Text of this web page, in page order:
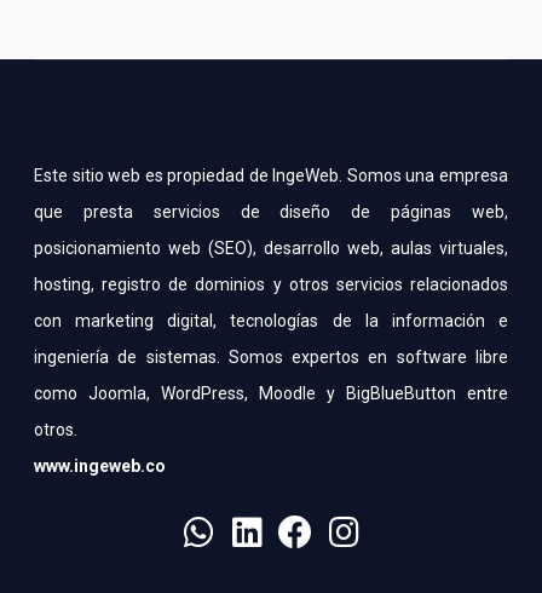
Este sitio web es propiedad de IngeWeb. Somos una empresa
que presta servicios de diseño de páginas web,
posicionamiento web (SEO), desarrollo web, aulas virtuales,
hosting, registro de dominios y otros servicios relacionados
con marketing digital, tecnologías de la información e
ingeniería de sistemas. Somos expertos en software libre
como Joomla, WordPress, Moodle y BigBlueButton entre
otros.
www.ingeweb.co